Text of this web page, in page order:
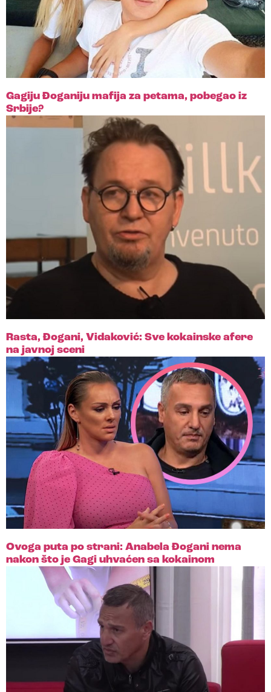
Gagiju Đoganiju mafija za petama, pobegao iz
Srbije?
Rasta, Đogani, Vidaković: Sve kokainske afere
na javnoj sceni
Ovoga puta po strani: Anabela Đogani nema
nakon što je Gagi uhvaćen sa kokainom